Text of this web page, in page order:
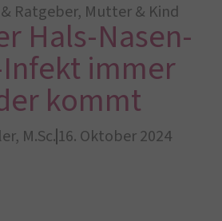
Ratgeber, Mutter & Kind
Hals-Nasen-
immer
kommt
M.Sc.16. Oktober 2024